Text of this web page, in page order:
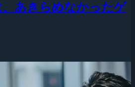
あきらめなかったゲ